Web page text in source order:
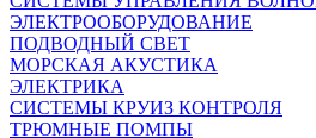
ЭЛЕКТРООБОРУДОВАНИЕ
ПОДВОДНЫЙ СВЕТ
МОРСКАЯ АКУСТИКА
ЭЛЕКТРИКА
СИСТЕМЫ КРУИЗ КОНТРОЛЯ
ТРЮМНЫЕ ПОМПЫ